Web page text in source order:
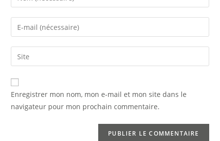
Enregistrer mon nom, mon e-mail et mon site dans le
navigateur pour mon prochain commentaire.